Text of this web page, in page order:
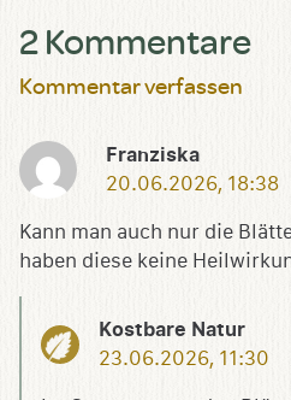
2 Kommentare
Kommentar verfassen
Franziska
20.06.2026, 18:38
Kann man auch nur die
haben diese keine
Kostbare Natur
23.06.2026, 11:30